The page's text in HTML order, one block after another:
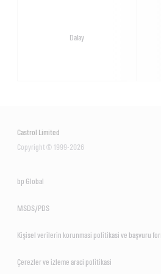
Dalay
Castrol Limited
Copyright © 1999-2026
bp Global
MSDS/PDS
Ki̇şi̇sel veri̇leri̇n korunmasi poli̇ti̇kasi ve başvuru
Çerezler ve i̇zleme araci poli̇ti̇kasi